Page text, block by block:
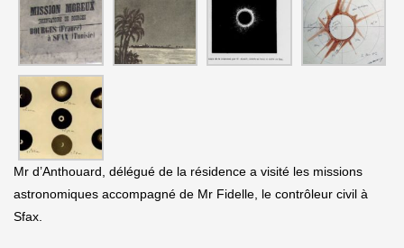
Mr d’Anthouard, délégué de la résidence a visité les missions
astronomiques accompagné de Mr Fidelle, le contrôleur civil à
Sfax.